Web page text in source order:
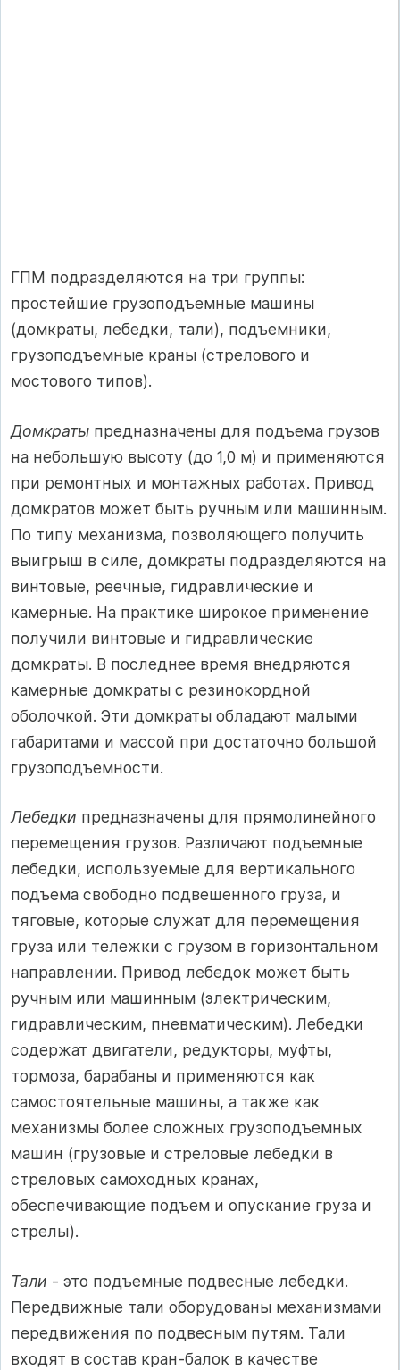
ГПМ подразделяются на три группы:
простейшие грузоподъемные машины
(домкраты, лебедки, тали), подъемники,
грузоподъемные краны (стрелового и
мостового типов).
Домкраты предназначены для подъема грузов
на небольшую высоту (до 1,0 м) и применяются
при ремонтных и монтажных работах. Привод
домкратов может быть ручным или машинным.
По типу механизма, позволяющего получить
выигрыш в силе, домкраты подразделяются на
винтовые, реечные, гидравлические и
камерные. На практике широкое применение
получили винтовые и гидравлические
домкраты. В последнее время внедряются
камерные домкраты с резинокордной
оболочкой. Эти домкраты обладают малыми
габаритами и массой при достаточно большой
грузоподъемности.
Лебедки предназначены для прямолинейного
перемещения грузов. Различают подъемные
лебедки, используемые для вертикального
подъема свободно подвешенного груза, и
тяговые, которые служат для перемещения
груза или тележки с грузом в горизонтальном
направлении. Привод лебедок может быть
ручным или машинным (электрическим,
гидравлическим, пневматическим). Лебедки
содержат двигатели, редукторы, муфты,
тормоза, барабаны и применяются как
самостоятельные машины, а также как
механизмы более сложных грузоподъемных
машин (грузовые и стреловые лебедки в
стреловых самоходных кранах,
обеспечивающие подъем и опускание груза и
стрелы).
Тали - это подъемные подвесные лебедки.
Передвижные тали оборудованы механизмами
передвижения по подвесным путям. Тали
входят в состав кран-балок в качестве